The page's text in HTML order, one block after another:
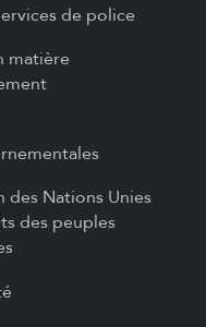
de police
matière
des Nations Unies
des peuples